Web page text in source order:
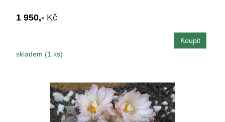
1 950,- Kč
skladem (1 ks)